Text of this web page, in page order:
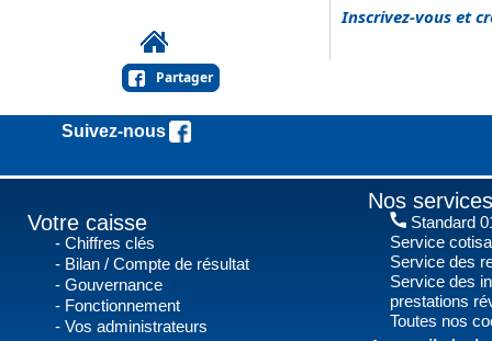
Partager
Inscrivez-vous et
Suivez-nous !
Votre caisse
Chiffres clés
Bilan / Compte de résultat
Gouvernance
Fonctionnement
Vos administrateurs
Nos
Standard
Service
Service des
Service des
prestations
Toutes nos